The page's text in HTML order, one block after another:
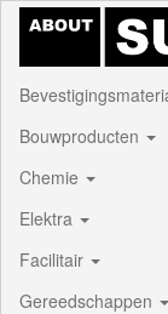
Bouwproducten
Chemie
Elektra
Facilitair
Gereedschappen